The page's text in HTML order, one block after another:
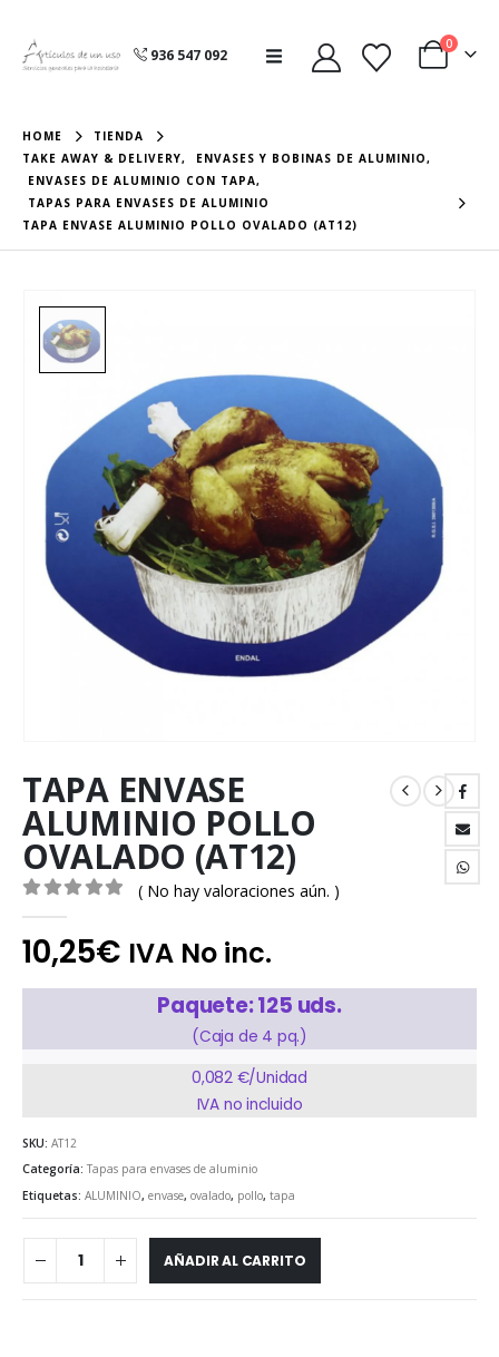
936 547 092
0
HOME
TIENDA
TAKE AWAY & DELIVERY, ENVASES Y BOBINAS DE ALUMINIO,
ENVASES DE ALUMINIO CON TAPA,
TAPAS PARA ENVASES DE ALUMINIO
TAPA ENVASE ALUMINIO POLLO OVALADO (AT12)
TAPA ENVASE
ALUMINIO POLLO
OVALADO (AT12)
( No hay valoraciones aún. )
10,25€ IVA No inc.
Paquete: 125 uds.
(Caja de 4 pq.)
0,082 €/Unidad
IVA no incluido
SKU: AT12
Categoría: Tapas para envases de aluminio
Etiquetas: ALUMINIO, envase, ovalado, pollo, tapa
AÑADIR AL CARRITO